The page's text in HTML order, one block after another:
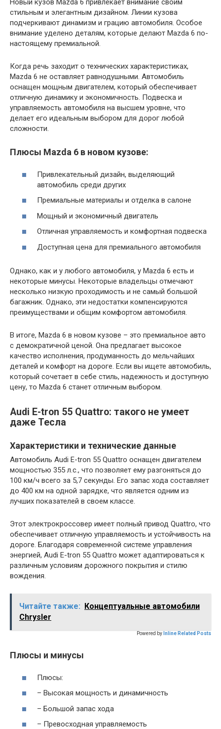
Новый кузов Mazda 6 привлекает внимание своим
стильным и элегантным дизайном. Линии кузова
подчеркивают динамизм и грацию автомобиля. Особое
внимание уделено деталям, которые делают Mazda 6 по-
настоящему премиальной.
Когда речь заходит о технических характеристиках,
Mazda 6 не оставляет равнодушными. Автомобиль
оснащен мощным двигателем, который обеспечивает
отличную динамику и экономичность. Подвеска и
управляемость автомобиля на высшем уровне, что
делает его идеальным выбором для дорог любой
сложности.
Плюсы Mazda 6 в новом кузове:
Привлекательный дизайн, выделяющий
автомобиль среди других
Премиальные материалы и отделка в салоне
Мощный и экономичный двигатель
Отличная управляемость и комфортная подвеска
Доступная цена для премиального автомобиля
Однако, как и у любого автомобиля, у Mazda 6 есть и
некоторые минусы. Некоторые владельцы отмечают
несколько низкую проходимость и не самый большой
багажник. Однако, эти недостатки компенсируются
преимуществами и общим комфортом автомобиля.
В итоге, Mazda 6 в новом кузове – это премиальное авто
с демократичной ценой. Она предлагает высокое
качество исполнения, продуманность до мельчайших
деталей и комфорт на дороге. Если вы ищете автомобиль,
который сочетает в себе стиль, надежность и доступную
цену, то Mazda 6 станет отличным выбором.
Audi E-tron 55 Quattro: такого не умеет
даже Тесла
Характеристики и технические данные
Автомобиль Audi E-tron 55 Quattro оснащен двигателем
мощностью 355 л.с., что позволяет ему разгоняться до
100 км/ч всего за 5,7 секунды. Его запас хода составляет
до 400 км на одной зарядке, что является одним из
лучших показателей в своем классе.
Этот электрокроссовер имеет полный привод Quattro, что
обеспечивает отличную управляемость и устойчивость на
дороге. Благодаря современной системе управления
энергией, Audi E-tron 55 Quattro может адаптироваться к
различным условиям дорожного покрытия и стилю
вождения.
Читайте также: Концептуальные автомобили
Chrysler
Powered by Inline Related Posts
Плюсы и минусы
Плюсы:
– Высокая мощность и динамичность
– Большой запас хода
– Превосходная управляемость